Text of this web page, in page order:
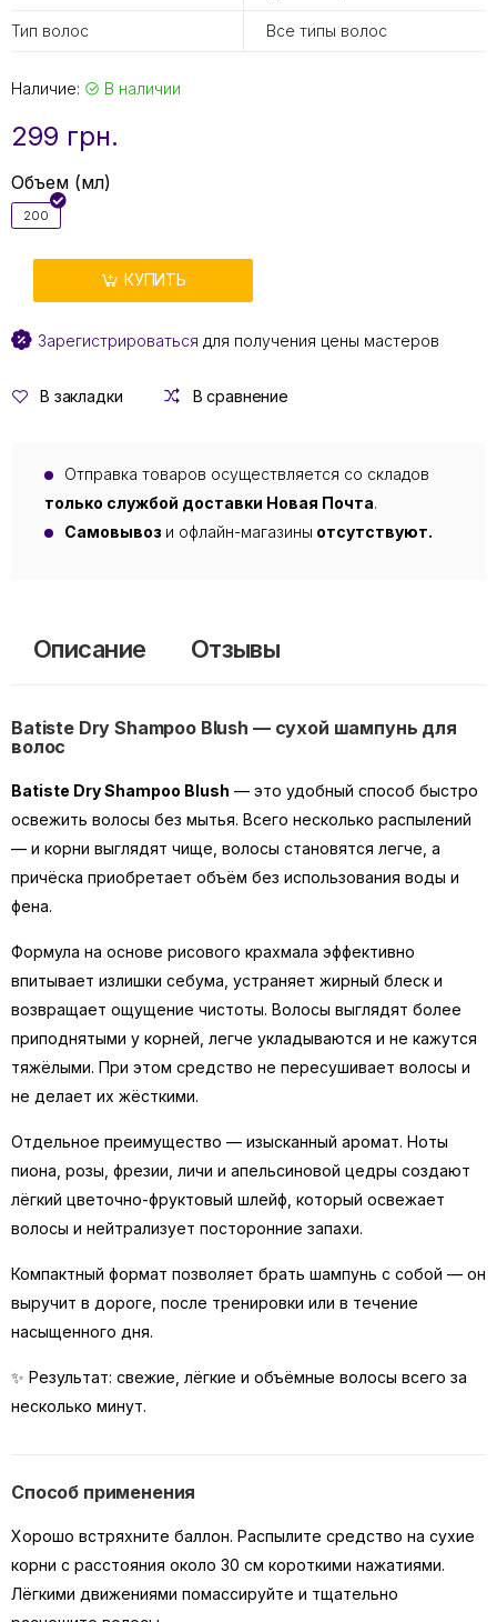
Тип волос Все типы волос
Наличие: В наличии
299 грн.
Объем (мл)
200
КУПИТЬ
Зарегистрироваться для получения цены мастеров
В закладки В сравнение
Отправка товаров осуществляется со складов
только службой доставки Новая Почта.
Самовывоз и офлайн-магазины отсутствуют.
Описание Отзывы
Batiste Dry Shampoo Blush — сухой шампунь для
волос
Batiste Dry Shampoo Blush — это удобный способ быстро
освежить волосы без мытья. Всего несколько распылений
— и корни выглядят чище, волосы становятся легче, а
причёска приобретает объём без использования воды и
фена.
Формула на основе рисового крахмала эффективно
впитывает излишки себума, устраняет жирный блеск и
возвращает ощущение чистоты. Волосы выглядят более
приподнятыми у корней, легче укладываются и не кажутся
тяжёлыми. При этом средство не пересушивает волосы и
не делает их жёсткими.
Отдельное преимущество — изысканный аромат. Ноты
пиона, розы, фрезии, личи и апельсиновой цедры создают
лёгкий цветочно-фруктовый шлейф, который освежает
волосы и нейтрализует посторонние запахи.
Компактный формат позволяет брать шампунь с собой — он
выручит в дороге, после тренировки или в течение
насыщенного дня.
✨ Результат: свежие, лёгкие и объёмные волосы всего за
несколько минут.
Способ применения
Хорошо встряхните баллон. Распылите средство на сухие
корни с расстояния около 30 см короткими нажатиями.
Лёгкими движениями помассируйте и тщательно